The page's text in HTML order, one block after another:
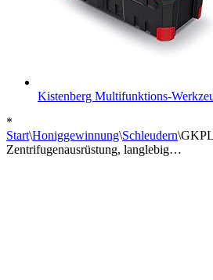
Kistenberg Multifunktions-
*
Start\Honiggewinnung\Schleudern\
Zentrifugenausrüstung, langlebig…